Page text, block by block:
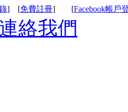
] [免費註冊] [Facebook帳戶
絡我們